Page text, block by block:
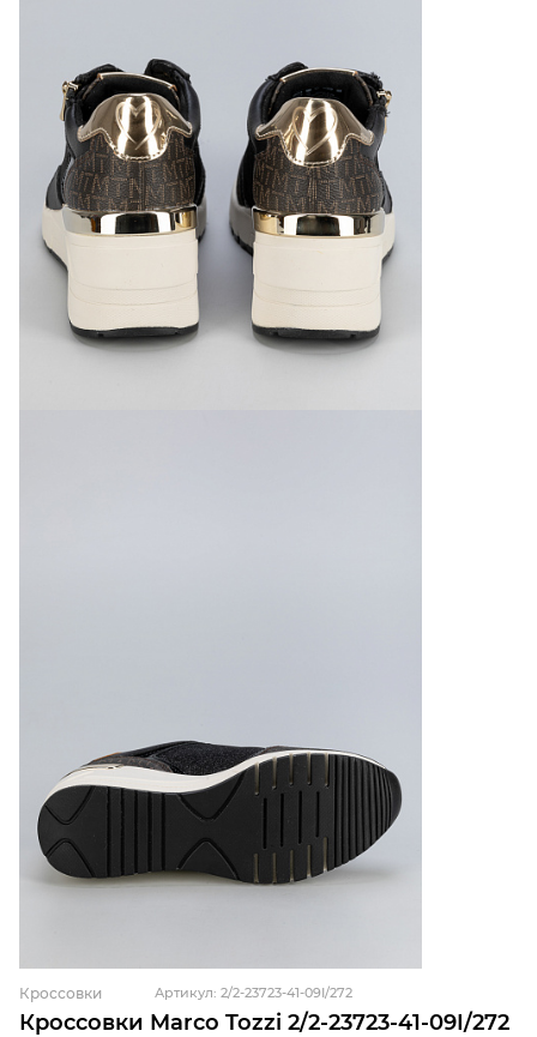
Кроссовки Marco Tozzi 2/2-23723-41-09I/272
Кроссовки Артикул: 2/2-23723-41-09I/272